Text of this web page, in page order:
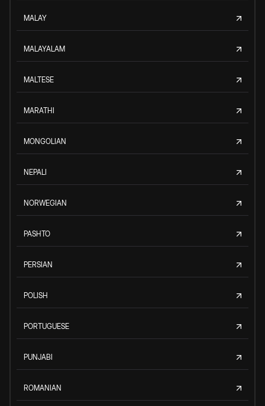
MALAY
MALAYALAM
MALTESE
MARATHI
MONGOLIAN
NEPALI
NORWEGIAN
PASHTO
PERSIAN
POLISH
PORTUGUESE
PUNJABI
ROMANIAN